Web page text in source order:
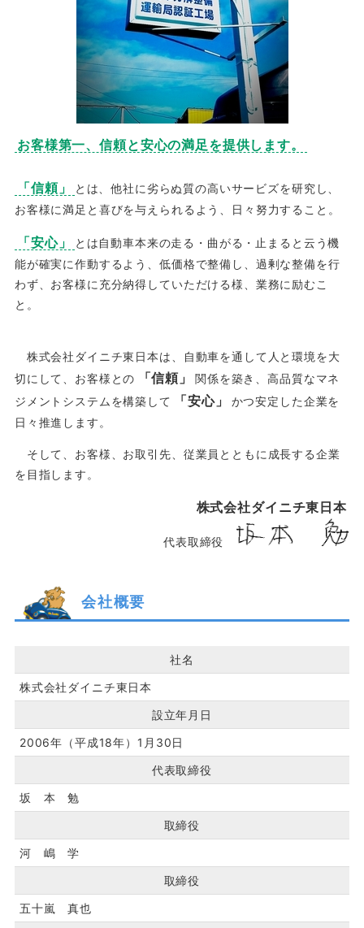
お客様第一、信頼と安心の満足を提供します。
「信頼」
とは、他社に劣らぬ質の高いサービズを研究し、
お客様に満足と喜びを与えられるよう、日々努力すること。
「安心」
とは自動車本来の走る・曲がる・止まると云う機
能が確実に作動するよう、低価格で整備し、過剰な整備を行
わず、お客様に充分納得していただける様、業務に励むこ
と。
株式会社ダイニチ東日本は、自動車を通して人と環境を大
切にして、お客様との
「信頼」
関係を築き、高品質なマネ
ジメントシステムを構築して
「安心」
かつ安定した企業を
日々推進します。
そして、お客様、お取引先、従業員とともに成長する企業
を目指します。
株式会社ダイニチ東日本
代表取締役
会社概要
社名
株式会社ダイニチ東日本
設立年月日
2006年（平成18年）1月30日
代表取締役
坂 本 勉
取締役
河 嶋 学
取締役
五十嵐 真也